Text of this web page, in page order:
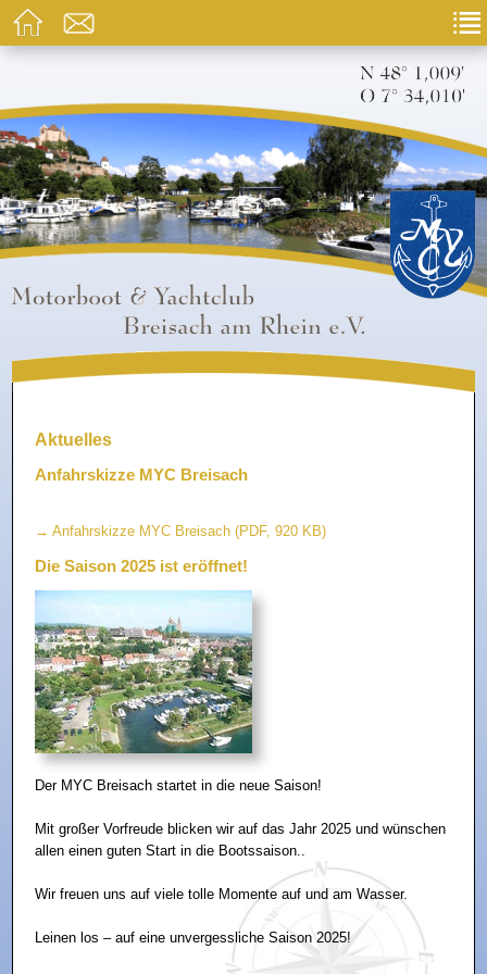
Aktuelles
Anfahrskizze MYC Breisach
→ Anfahrskizze MYC Breisach (PDF, 920 KB)
Die Saison 2025 ist eröffnet!
Der MYC Breisach startet in die neue Saison!
Mit großer Vorfreude blicken wir auf das Jahr 2025 und wünschen
allen einen guten Start in die Bootssaison..
Wir freuen uns auf viele tolle Momente auf und am Wasser.
Leinen los – auf eine unvergessliche Saison 2025!